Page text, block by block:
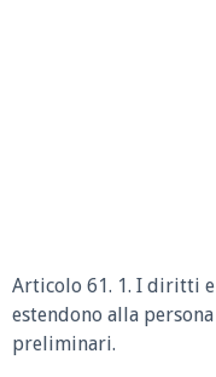
Articolo 61. 1. I diritti
estendono alla
preliminari.